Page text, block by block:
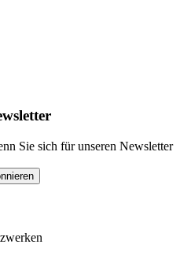
Sie sich für unseren Newsletter